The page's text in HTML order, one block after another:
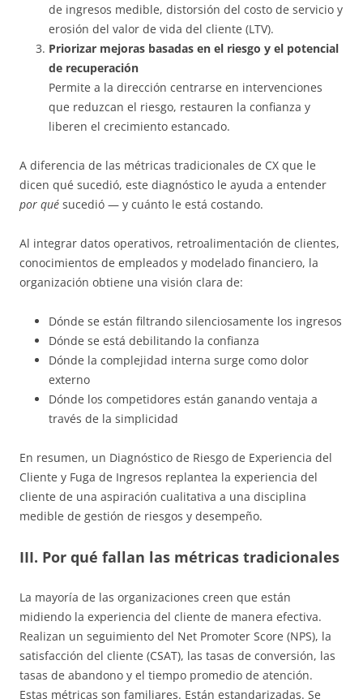
de ingresos medible, distorsión del costo de servicio y
erosión del valor de vida del cliente (LTV).
Priorizar mejoras basadas en el riesgo y el potencial
de recuperación
Permite a la dirección centrarse en intervenciones
que reduzcan el riesgo, restauren la confianza y
liberen el crecimiento estancado.
A diferencia de las métricas tradicionales de CX que le
dicen qué sucedió, este diagnóstico le ayuda a entender
por qué sucedió — y cuánto le está costando.
Al integrar datos operativos, retroalimentación de clientes,
conocimientos de empleados y modelado financiero, la
organización obtiene una visión clara de:
Dónde se están filtrando silenciosamente los ingresos
Dónde se está debilitando la confianza
Dónde la complejidad interna surge como dolor
externo
Dónde los competidores están ganando ventaja a
través de la simplicidad
En resumen, un Diagnóstico de Riesgo de Experiencia del
Cliente y Fuga de Ingresos replantea la experiencia del
cliente de una aspiración cualitativa a una disciplina
medible de gestión de riesgos y desempeño.
III. Por qué fallan las métricas tradicionales
La mayoría de las organizaciones creen que están
midiendo la experiencia del cliente de manera efectiva.
Realizan un seguimiento del Net Promoter Score (NPS), la
satisfacción del cliente (CSAT), las tasas de conversión, las
tasas de abandono y el tiempo promedio de atención.
Estas métricas son familiares. Están estandarizadas. Se